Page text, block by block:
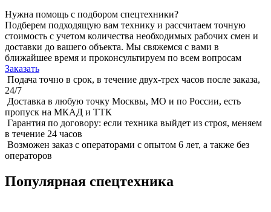
Нужна помощь с подбором спецтехники?
Подберем подходящую вам технику и рассчитаем точную
стоимость с учетом количества необходимых рабочих смен и
доставки до вашего объекта. Мы свяжемся с вами в
ближайшее время и проконсультируем по всем вопросам
Заказать
Подача точно в срок, в течение двух-трех часов после заказа,
24/7
Доставка в любую точку Москвы, МО и по России, есть
пропуск на МКАД и ТТК
Гарантия по договору: если техника выйдет из строя, меняем
в течение 24 часов
Возможен заказ с операторами с опытом 6 лет, а также без
операторов
Популярная спецтехника